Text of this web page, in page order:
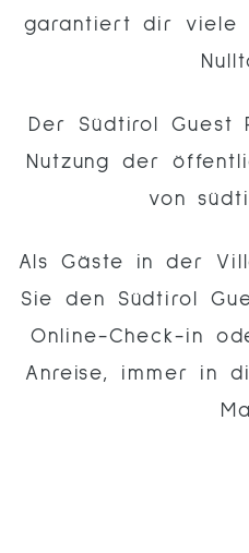
garantiert dir viele
Der Südtirol Guest
Nutzung der
von
Als Gäste in der
Sie den Südtirol
Online-Check-in
Anreise, immer in